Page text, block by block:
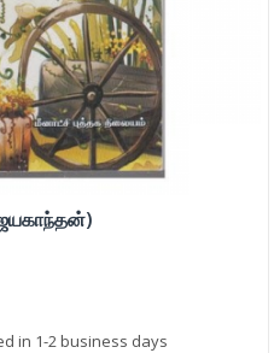
in 1-2 business days